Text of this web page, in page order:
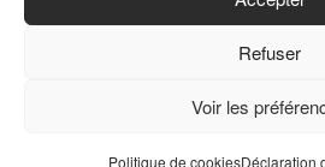
Refuser
Voir les
Politique de cookiesDéclaration
MENTIONS LÉGALES